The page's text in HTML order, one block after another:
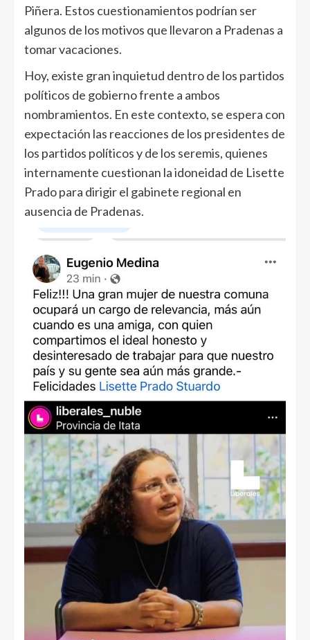
Piñera. Estos cuestionamientos podrían ser
algunos de los motivos que llevaron a Pradenas a
tomar vacaciones.
Hoy, existe gran inquietud dentro de los partidos
políticos de gobierno frente a ambos
nombramientos. En este contexto, se espera con
expectación las reacciones de los presidentes de
los partidos políticos y de los seremis, quienes
internamente cuestionan la idoneidad de Lisette
Prado para dirigir el gabinete regional en
ausencia de Pradenas.